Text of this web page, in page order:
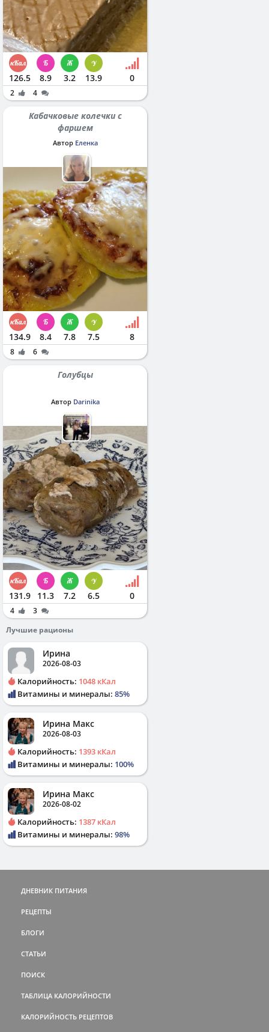
126.5 8.9 3.2 13.9 0
2 4
Кабачковые колечки с
фаршем
Автор Еленка
134.9 8.4 7.8 7.5 8
8 6
Голубцы
Автор Darinika
131.9 11.3 7.2 6.5 0
4
3
Лучшие рационы
Ирина
2026-08-03
Калорийность: 1048 кКал
Витамины и минералы: 85%
Ирина Макс
2026-08-03
Калорийность: 1393 кКал
Витамины и минералы: 100%
Ирина Макс
2026-08-02
Калорийность: 1387 кКал
Витамины и минералы: 98%
ДНЕВНИК ПИТАНИЯ
РЕЦЕПТЫ
БЛОГИ
СТАТЬИ
ПОИСК
ТАБЛИЦА КАЛОРИЙНОСТИ
КАЛОРИЙНОСТЬ РЕЦЕПТОВ